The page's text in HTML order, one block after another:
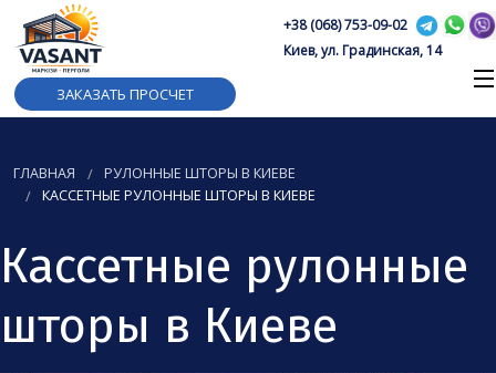
+38 (068) 753-09-02
Киев, ул. Градинская, 14
ЗАКАЗАТЬ ПРОСЧЕТ
ГЛАВНАЯ
РУЛОННЫЕ ШТОРЫ В КИЕВЕ
КАССЕТНЫЕ РУЛОННЫЕ ШТОРЫ В КИЕВЕ
Кассетные рулонные
шторы в Киеве